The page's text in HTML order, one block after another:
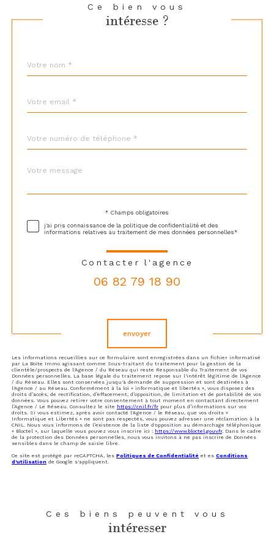
Ce bien vous
intéresse ?
par
*
*
*
Fieldset
Message
*
* Champs obligatoires
j'ai pris connaissance de la politique de confidentialité et des
informations relatives au traitement de mes données personnelles*
Contacter l'agence
06 82 79 18 90
envoyer
Les informations recueillies sur ce formulaire sont enregistrées dans un fichier informatisé
par La Boite Immo agissant comme Sous-traitant du traitement pour la gestion de la
clientèle/prospects de l'Agence / du Réseau qui reste Responsable du Traitement de vos
Données personnelles. La base légale du traitement repose sur l'intérêt légitime de l'Agence
/ du Réseau. Elles sont conservées jusqu'à demande de suppression et sont destinées à
l'Agence / au Réseau. Conformément à la loi « informatique et libertés », vous disposez des
droits d’accès, de rectification, d’effacement, d’opposition, de limitation et de portabilité de vos
données. Vous pouvez retirer votre consentement à tout moment en contactant directement
l’Agence / Le Réseau. Consultez le site https://cnil.fr/fr pour plus d’informations sur vos
droits. Si vous estimez, après avoir contacté l'Agence / le Réseau, que vos droits «
Informatique et Libertés » ne sont pas respectés, vous pouvez adresser une réclamation à la
CNIL. Nous vous informons de l’existence de la liste d'opposition au démarchage téléphonique
« Bloctel », sur laquelle vous pouvez vous inscrire ici : https://www.bloctel.gouv.fr. Dans le cadre
de la protection des Données personnelles, nous vous invitons à ne pas inscrire de Données
sensibles dans le champ de saisie libre.
Ce site est protégé par reCAPTCHA, les Politiques de Confidentialité et es Conditions
d'utilisation de Google s'appliquent.
Ces biens peuvent vous
intéresser